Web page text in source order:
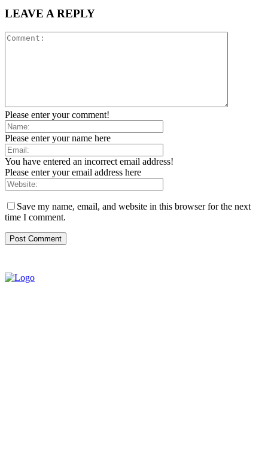
LEAVE A REPLY
Please enter your comment!
Please enter your name here
You have entered an incorrect email address!
Please enter your email address here
Save my name, email, and website in this browser for the next
time I comment.